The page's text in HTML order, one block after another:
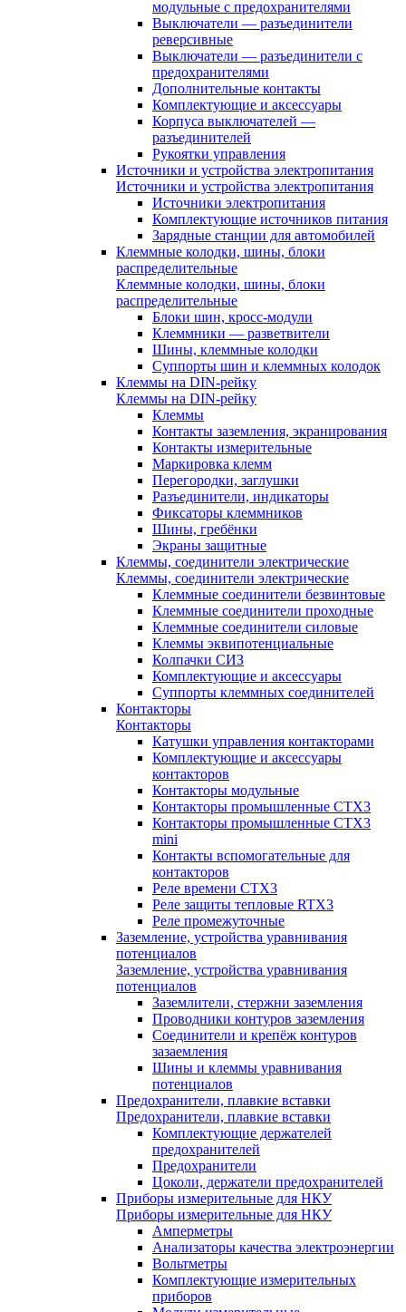
модульные с предохранителями
Выключатели — разъединители
реверсивные
Выключатели — разъединители с
предохранителями
Дополнительные контакты
Комплектующие и аксессуары
Корпуса выключателей —
разъединителей
Рукоятки управления
Источники и устройства электропитания
Источники и устройства электропитания
Источники электропитания
Комплектующие источников питания
Зарядные станции для автомобилей
Клеммные колодки, шины, блоки
распределительные
Клеммные колодки, шины, блоки
распределительные
Блоки шин, кросс-модули
Клеммники — разветвители
Шины, клеммные колодки
Суппорты шин и клеммных колодок
Клеммы на DIN-рейку
Клеммы на DIN-рейку
Клеммы
Контакты заземления, экранирования
Контакты измерительные
Маркировка клемм
Перегородки, заглушки
Разъединители, индикаторы
Фиксаторы клеммников
Шины, гребёнки
Экраны защитные
Клеммы, соединители электрические
Клеммы, соединители электрические
Клеммные соединители безвинтовые
Клеммные соединители проходные
Клеммные соединители силовые
Клеммы эквипотенциальные
Колпачки СИЗ
Комплектующие и аксессуары
Суппорты клеммных соединителей
Контакторы
Контакторы
Катушки управления контакторами
Комплектующие и аксессуары
контакторов
Контакторы модульные
Контакторы промышленные CTX3
Контакторы промышленные CTX3
mini
Контакты вспомогательные для
контакторов
Реле времени CTX3
Реле защиты тепловые RTX3
Реле промежуточные
Заземление, устройства уравнивания
потенциалов
Заземление, устройства уравнивания
потенциалов
Заземлители, стержни заземления
Проводники контуров заземления
Соединители и крепёж контуров
зазаемления
Шины и клеммы уравнивания
потенциалов
Предохранители, плавкие вставки
Предохранители, плавкие вставки
Комплектующие держателей
предохранителей
Предохранители
Цоколи, держатели предохранителей
Приборы измерительные для НКУ
Приборы измерительные для НКУ
Амперметры
Анализаторы качества электроэнергии
Вольтметры
Комплектующие измерительных
приборов